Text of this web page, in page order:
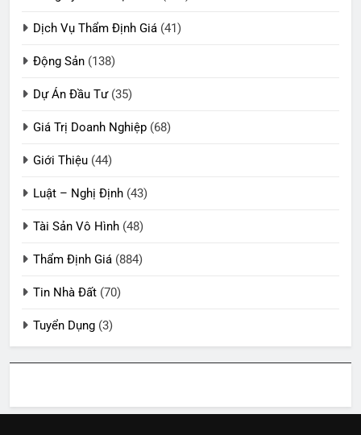
Dịch Vụ Thẩm Định Giá (41)
Động Sản (138)
Dự Án Đầu Tư(35)
Giá Trị Doanh Nghiệp (68)
Giới Thiệu (44)
Luật – Nghị Định (43)
Tài Sản Vô Hình (48)
Thẩm Định Giá (884)
Tin Nhà Đất (70)
Tuyển Dụng (3)